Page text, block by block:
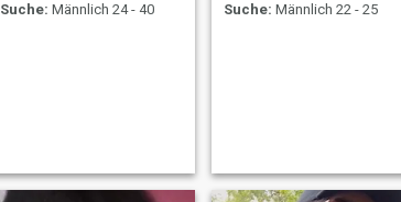
Suche: Männlich 24 - 40
Suche: Männlich 22 - 25